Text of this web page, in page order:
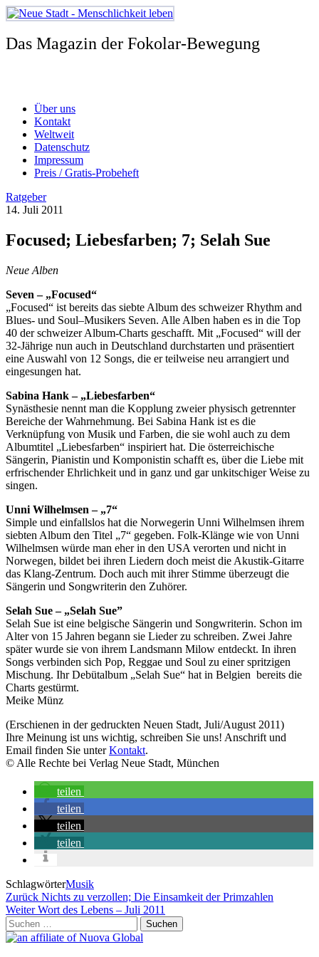
Zum
Inhalt
springen
Das Magazin der Fokolar-Bewegung
Über uns
Kontakt
Weltweit
Datenschutz
Impressum
Preis / Gratis-Probeheft
Ratgeber
14. Juli 2011
Focused; Liebesfarben; 7; Selah Sue
Neue Alben
Seven – „Focused“
„Focused“ ist bereits das siebte Album des schweizer Rhythm and
Blues- und Soul–Musikers Seven. Alle Alben haben es in die Top
40 der schweizer Album-Charts geschafft. Mit „Focused“ will der
32-Jährige nun auch in Deutschland durchstarten und präsentiert
eine Auswahl von 12 Songs, die er teilweise neu arrangiert und
eingesungen hat.
Sabina Hank – „Liebesfarben“
Synästhesie nennt man die Kopplung zweier physisch getrennter
Bereiche der Wahrnehmung. Bei Sabina Hank ist es die
Verknüpfung von Musik und Farben, die sie wohl auch zu dem
Albumtitel „Liebesfarben“ inspiriert hat. Die österreichische
Sängerin, Pianistin und Komponistin schafft es, über die Liebe mit
erfrischender Ehrlichkeit und in ganz und gar unkitschiger Weise zu
singen.
Unni Wilhelmsen – „7“
Simple und einfallslos hat die Norwegerin Unni Wilhelmsen ihrem
siebten Album den Titel „7“ gegeben. Folk-Klänge wie von Unni
Wilhelmsen würde man eher in den USA verorten und nicht in
Norwegen, bildet bei ihren Liedern doch meist die Akustik-Gitarre
das Klang-Zentrum. Doch auch mit ihrer Stimme überzeugt die
Sängerin und Songwriterin den Zuhörer.
Selah Sue – „Selah Sue”
Selah Sue ist eine belgische Sängerin und Songwriterin. Schon im
Alter von 15 Jahren begann sie Lieder zu schreiben. Zwei Jahre
später wurde sie von ihrem Landsmann Milow entdeckt. In ihren
Songs verbinden sich Pop, Reggae und Soul zu einer spritzigen
Mischung. Ihr Debütalbum „Selah Sue“ hat in Belgien bereits die
Charts gestürmt.
Meike Münz
(Erschienen in der gedruckten Neuen Stadt, Juli/August 2011)
Ihre Meinung ist uns wichtig, schreiben Sie uns! Anschrift und
Email finden Sie unterKontakt.
© Alle Rechte bei Verlag Neue Stadt, München
teilen
teilen
teilen
teilen
SchlagwörterMusik
Beitragsnavigation
Vorheriger
Beitrag
Zurück Nichts zu verzollen; Die Einsamkeit der Primzahlen
Nächster
Beitrag
Weiter Wort des Lebens – Juli 2011
Suchen
nach: